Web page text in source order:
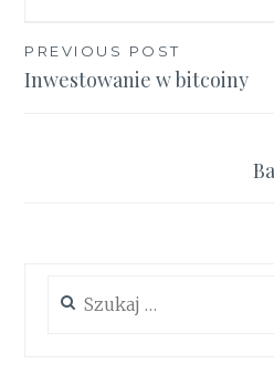
Nawigacja
wpisu
PREVIOUS POST
Inwestowanie w bitcoiny